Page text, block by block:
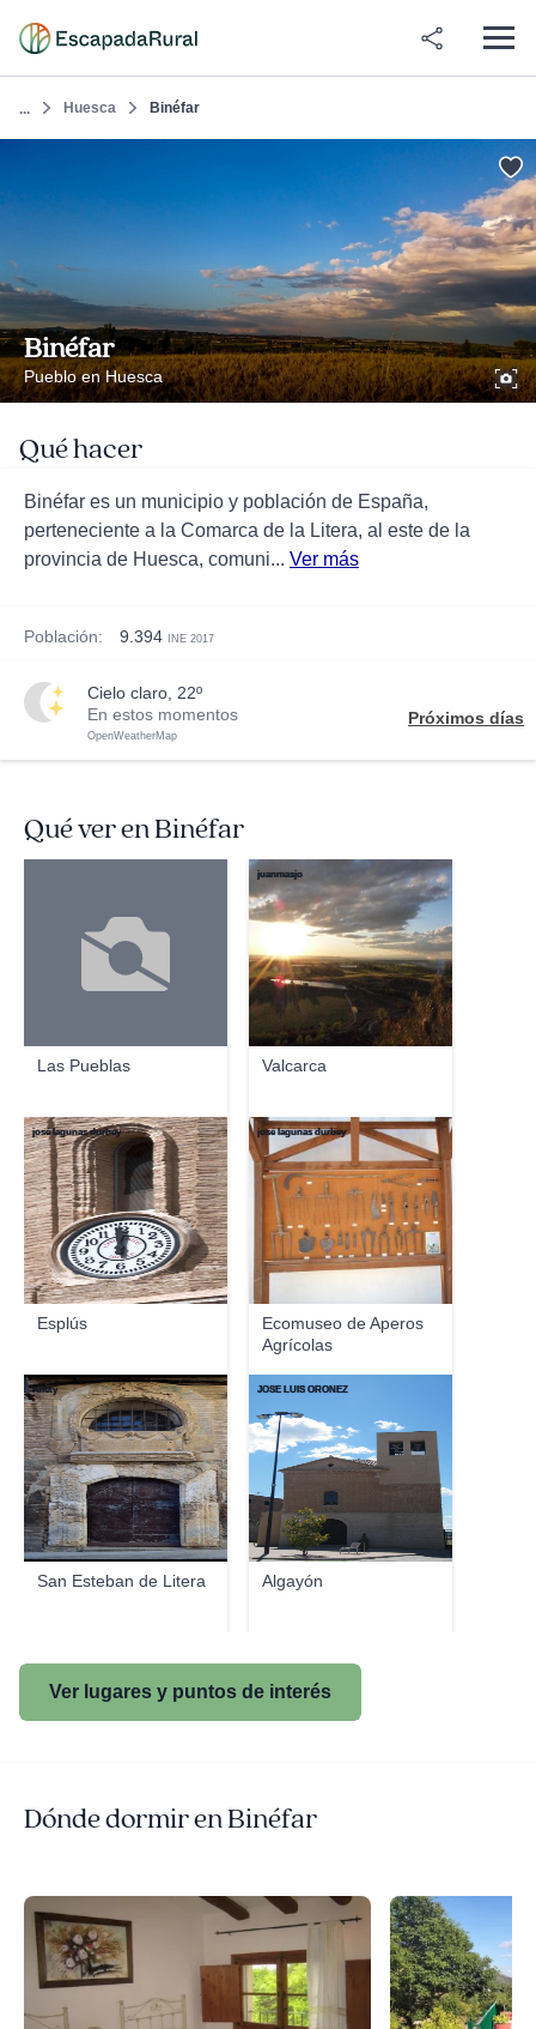
... Huesca Binéfar
Binéfar
Pueblo en Huesca
Qué hacer
Binéfar es un municipio y población de España,
perteneciente a la Comarca de la Litera, al este de la
provincia de Huesca, comuni... Ver más
Población: 9.394 INE 2017
cielo claro, 22º
En estos momentos
OpenWeatherMap
Próximos días
Qué ver en Binéfar
Las Pueblas Valcarca
juanmasjo
Esplús
josé lagunas durbey
Ecomuseo de Aperos
Agrícolas
josé lagunas durbey
San Esteban de Litera
rulety
Algayón
JOSE LUIS OROÑEZ
Ver lugares y puntos de interés
Dónde dormir en Binéfar